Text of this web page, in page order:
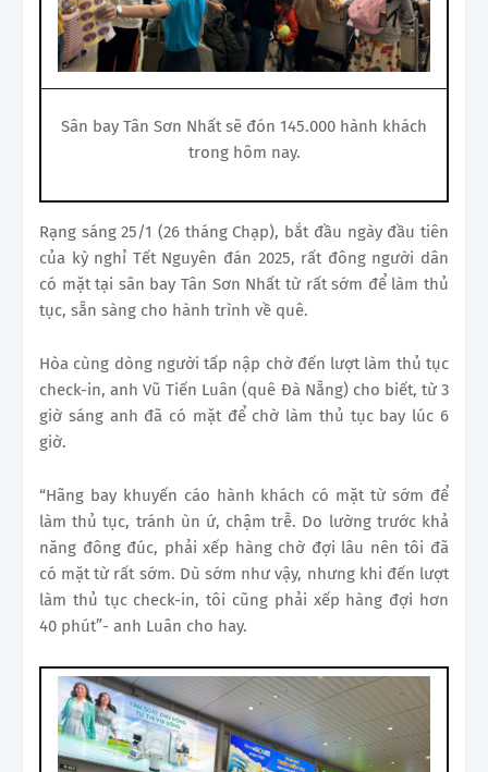
Sân bay Tân Sơn Nhất sẽ đón 145.000 hành khách
trong hôm nay.
Rạng sáng 25/1 (26 tháng Chạp), bắt đầu ngày đầu tiên
của kỳ nghỉ Tết Nguyên đán 2025, rất đông người dân
có mặt tại sân bay Tân Sơn Nhất từ rất sớm để làm thủ
tục, sẵn sàng cho hành trình về quê.
Hòa cùng dòng người tấp nập chờ đến lượt làm thủ tục
check-in, anh Vũ Tiến Luân (quê Đà Nẵng) cho biết, từ 3
giờ sáng anh đã có mặt để chờ làm thủ tục bay lúc 6
giờ.
“Hãng bay khuyến cáo hành khách có mặt từ sớm để
làm thủ tục, tránh ùn ứ, chậm trễ. Do lường trước khả
năng đông đúc, phải xếp hàng chờ đợi lâu nên tôi đã
có mặt từ rất sớm. Dù sớm như vậy, nhưng khi đến lượt
làm thủ tục check-in, tôi cũng phải xếp hàng đợi hơn
40 phút”- anh Luân cho hay.